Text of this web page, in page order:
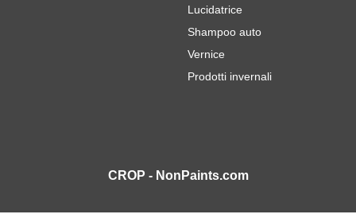
Lucidatrice
Shampoo auto
Vernice
Prodotti invernali
CROP - NonPaints.com